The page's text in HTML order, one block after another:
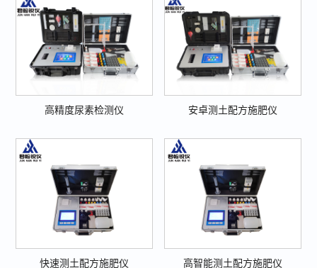
高精度尿素检测仪 安卓测土配方施肥仪
快速测土配方施肥仪 高智能测土配方施肥仪